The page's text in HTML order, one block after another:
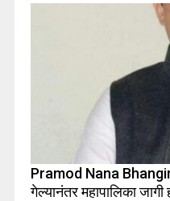
Pramod Nana
गेल्यानंतर महापालिका जागी